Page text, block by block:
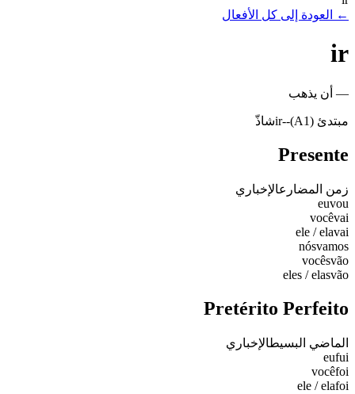
←
العودة إلى كل الأفعال
ir
— أن يذهب
مبتدئ (A1) -
-ir شاذّ
Presente
زمن المضارعالإخباري
euvou
vocêvai
ele / elavai
nósvamos
vocêsvão
eles / elasvão
Pretérito Perfeito
الماضي البسيطالإخباري
eufui
vocêfoi
ele / elafoi